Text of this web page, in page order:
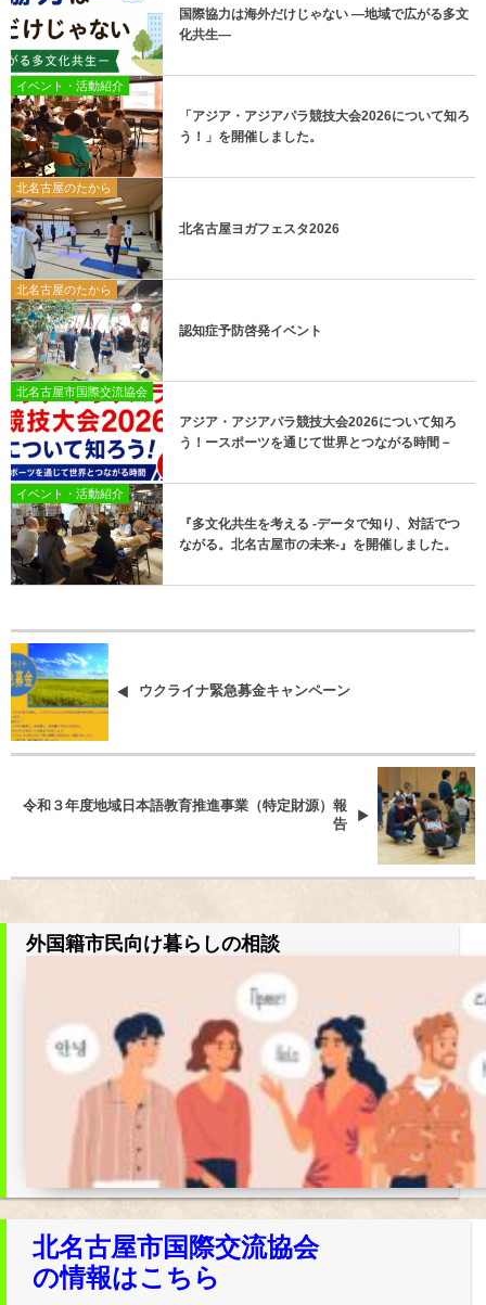
国際協力は海外だけじゃない ―地域で広がる多文
化共生―
イベント・活動紹介
「アジア・アジアパラ競技大会2026について知ろ
う！」を開催しました。
北名古屋のたから
北名古屋ヨガフェスタ2026
北名古屋のたから
認知症予防啓発イベント
北名古屋市国際交流協会
アジア・アジアパラ競技大会2026について知ろ
う！ースポーツを通じて世界とつながる時間－
イベント・活動紹介
『多文化共生を考える -データで知り、対話でつ
ながる。北名古屋市の未来-』を開催しました。
ウクライナ緊急募金キャンペーン
令和３年度地域日本語教育推進事業（特定財源）報
告
外国籍市民向け暮らしの相談
北名古屋市国際交流協会
の情報はこちら